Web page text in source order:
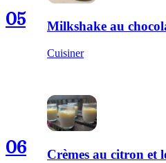
05 Milkshake au
Cuisiner
06 Crèmes au citron et